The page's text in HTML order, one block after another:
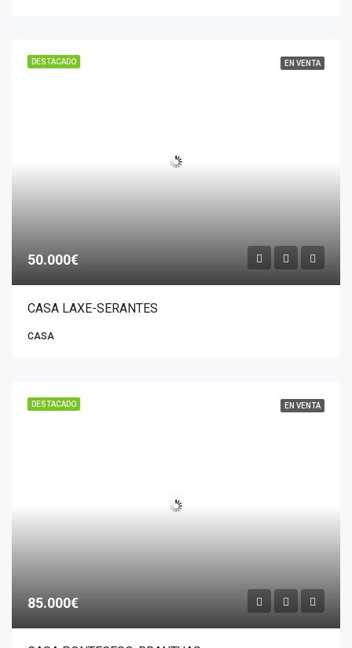
DESTACADO EN VENTA
50.000€
CASA LAXE-SERANTES
CASA
DESTACADO EN VENTA
85.000€